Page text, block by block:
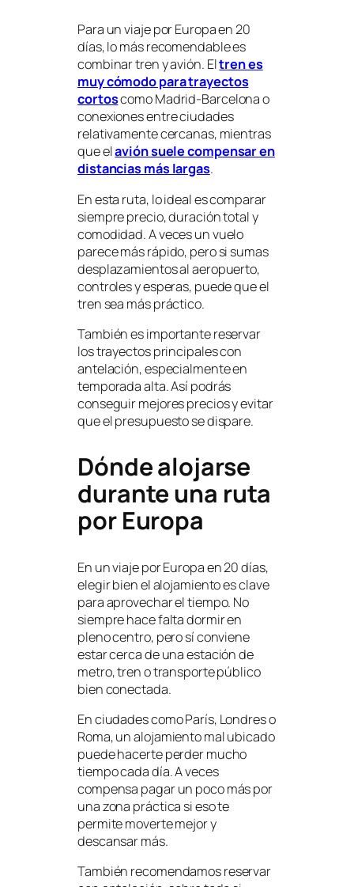
Para un viaje por Europa en 20
días, lo más recomendable es
combinar tren y avión. Eltren es
muy cómodo para trayectos
cortoscomo Madrid-Barcelona o
conexiones entre ciudades
relativamente cercanas, mientras
que elavión suele compensar en
distancias más largas.
En esta ruta, lo ideal es comparar
siempre precio, duración total y
comodidad. A veces un vuelo
parece más rápido, pero si sumas
desplazamientos al aeropuerto,
controles y esperas, puede que el
tren sea más práctico.
También es importante reservar
los trayectos principales con
antelación, especialmente en
temporada alta. Así podrás
conseguir mejores precios y evitar
que el presupuesto se dispare.
Dónde alojarse
durante una ruta
por Europa
En un viaje por Europa en 20 días,
elegir bien el alojamiento es clave
para aprovechar el tiempo. No
siempre hace falta dormir en
pleno centro, pero sí conviene
estar cerca de una estación de
metro, tren o transporte público
bien conectada.
En ciudades como París, Londres o
Roma, un alojamiento mal ubicado
puede hacerte perder mucho
tiempo cada día. A veces
compensa pagar un poco más por
una zona práctica si eso te
permite moverte mejor y
descansar más.
También recomendamos reservar